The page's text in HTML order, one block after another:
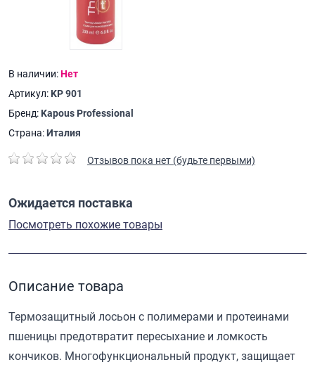
В наличии:Нет
Артикул: KP 901
Бренд: Kapous Professional
Страна:Италия
Отзывов пока нет (будьте первыми)
Ожидается поставка
Посмотреть похожие товары
Описание товара
Термозащитный лосьон с полимерами и протеинами
пшеницы предотвратит пересыхание и ломкость
кончиков. Многофункциональный продукт, защищает